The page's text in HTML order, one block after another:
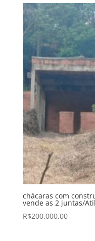
chácaras com
vende as 2 juntas/
R$200.000,00